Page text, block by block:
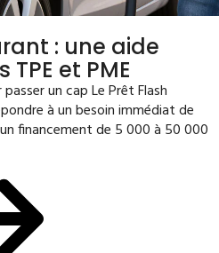
: une aide
et PME
un cap Le Prêt Flash
à un besoin immédiat de
financement de 5 000 à 50 000